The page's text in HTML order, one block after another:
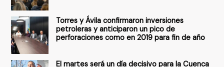
Torres y Ávila confirmaron inversiones
petroleras y anticiparon un pico de
perforaciones como en 2019 para fin de año
El martes será un día decisivo para la Cuenca